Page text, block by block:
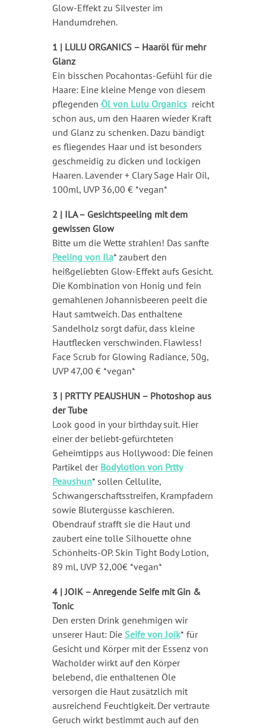
Glow-Effekt zu Silvester im
Handumdrehen.
1 | LULU ORGANICS – Haaröl für mehr
Glanz
Ein bisschen Pocahontas-Gefühl für die
Haare: Eine kleine Menge von diesem
pflegenden Öl von Lulu Organics reicht
schon aus, um den Haaren wieder Kraft
und Glanz zu schenken. Dazu bändigt
es fliegendes Haar und ist besonders
geschmeidig zu dicken und lockigen
Haaren. Lavender + Clary Sage Hair Oil,
100ml, UVP 36,00 € *vegan*
2 | ILA – Gesichtspeeling mit dem
gewissen Glow
Bitte um die Wette strahlen! Das sanfte
Peeling von Ila* zaubert den
heißgeliebten Glow-Effekt aufs Gesicht.
Die Kombination von Honig und fein
gemahlenen Johannisbeeren peelt die
Haut samtweich. Das enthaltene
Sandelholz sorgt dafür, dass kleine
Hautflecken verschwinden. Flawless!
Face Scrub for Glowing Radiance, 50g,
UVP 47,00 € *vegan*
3 | PRTTY PEAUSHUN – Photoshop aus
der Tube
Look good in your birthday suit. Hier
einer der beliebt-gefürchteten
Geheimtipps aus Hollywood: Die feinen
Partikel der Bodylotion von Prtty
Peaushun* sollen Cellulite,
Schwangerschaftsstreifen, Krampfadern
sowie Blutergüsse kaschieren.
Obendrauf strafft sie die Haut und
zaubert eine tolle Silhouette ohne
Schönheits-OP. Skin Tight Body Lotion,
89 ml, UVP 32,00€ *vegan*
4 |JOIK – Anregende Seife mit Gin &
Tonic
Den ersten Drink genehmigen wir
unserer Haut: Die Seife von Joik* für
Gesicht und Körper mit der Essenz von
Wacholder wirkt auf den Körper
belebend, die enthaltenen Öle
versorgen die Haut zusätzlich mit
ausreichend Feuchtigkeit. Der vertraute
Geruch wirkt bestimmt auch auf den